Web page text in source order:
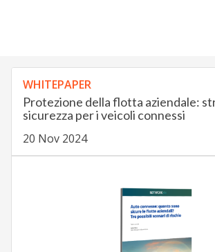
WHITEPAPER
Protezione della flotta aziendale:
sicurezza per i veicoli connessi
20 Nov 2024